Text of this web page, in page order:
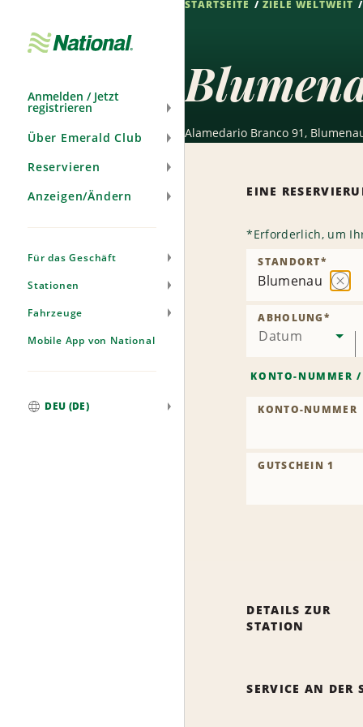
Anmelden / Jetzt
registrieren
Über Emerald Club
Reservieren
Anzeigen/Ändern
Für das Geschäft
Stationen
Fahrzeuge
Mobile App von National
DEU (DE)
STARTSEITE ZIELE WELTWEIT
Alamedario Branco 91,
EINE
*Erforderlich, um
Blumenau
STANDORT*
Datum
ABHOLUNG*
KONTO-NUMMER
KONTO-NUMMER
GUTSCHEIN 1
DETAILS ZUR
STATION
SERVICE AN DER